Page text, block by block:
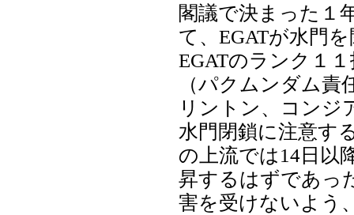
閣議で決まった１
て、EGATが水門
EGATのランク１
（パクムンダム
リントン、コンジ
水門閉鎖に注意す
の上流では14日以
昇するはずであっ
害を受けないよう